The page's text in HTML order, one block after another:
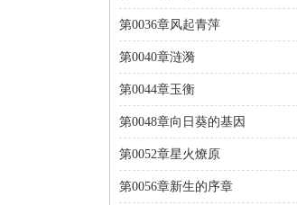
第0036章风起青萍
第0040章涟漪
第0044章玉衡
第0048章向日葵的基因
第0052章星火燎原
第0056章新生的序章